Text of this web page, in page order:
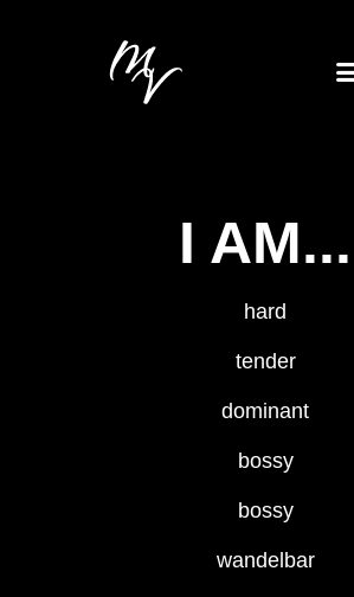
I AM...
hard
tender
dominant
bossy
bossy
wandelbar